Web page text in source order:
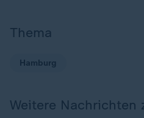
Thema
Hamburg
Weitere Nachrichten